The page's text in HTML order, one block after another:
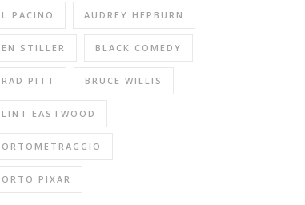
PACINO AUDREY HEPBURN
STILLER BLACK COMEDY
PITT BRUCE WILLIS
EASTWOOD
PIXAR